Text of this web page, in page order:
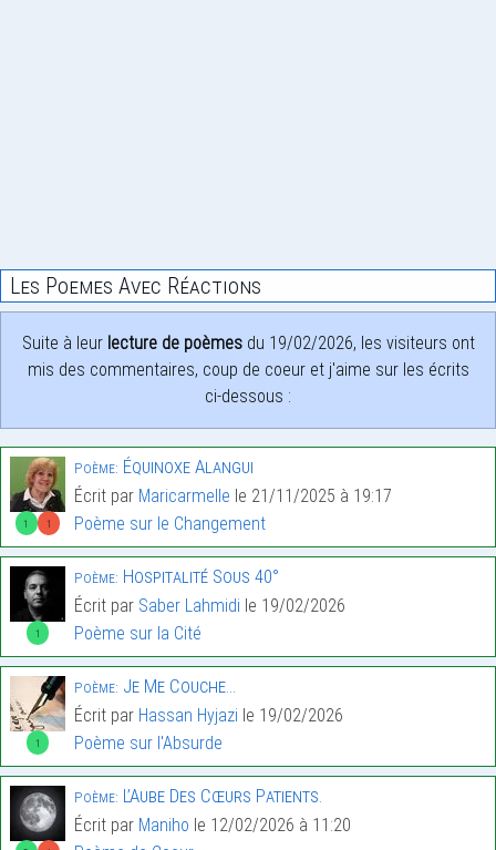
Les Poemes Avec Réactions
Suite à leur lecture de poèmesdu 19/02/2026, les visiteurs ont
mis des commentaires, coup de coeur et j'aime sur les écrits
ci-dessous :
1 1
Poème: Équinoxe Alangui
Écrit par Maricarmelle le 21/11/2025 à 19:17
Poème sur le Changement
1
Poème: Hospitalité Sous 40°
Écrit par Saber Lahmidi le 19/02/2026
Poème sur la Cité
1
Poème: Je Me Couche…
Écrit par Hassan Hyjazi le 19/02/2026
Poème sur l'Absurde
Poème: L’Aube Des Cœurs Patients.
Écrit par Maniho le 12/02/2026 à 11:20